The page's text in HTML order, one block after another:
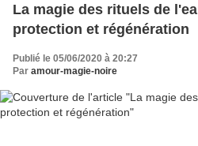
La magie des rituels de
protection et régénération
Publié le 05/06/2020 à 20:27
Par amour-magie-noire